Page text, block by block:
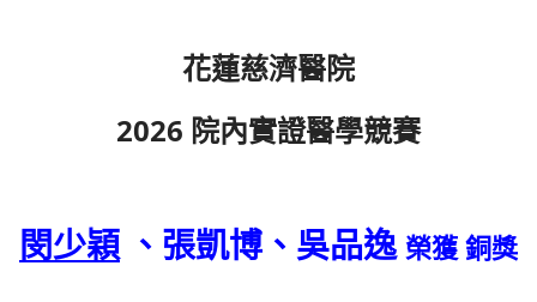
花蓮慈濟醫院
2026 院內實證醫學競賽
閔少穎 、張凱博、吳品逸 榮獲 銅獎